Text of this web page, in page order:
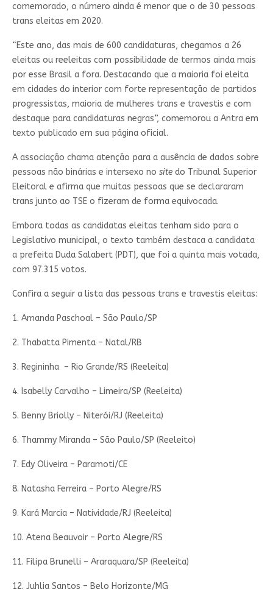
comemorado, o número ainda é menor que o de 30 pessoas
trans eleitas em 2020.
“Este ano, das mais de 600 candidaturas, chegamos a 26
eleitas ou reeleitas com possibilidade de termos ainda mais
por esse Brasil a fora. Destacando que a maioria foi eleita
em cidades do interior com forte representação de partidos
progressistas, maioria de mulheres trans e travestis e com
destaque para candidaturas negras”, comemorou a Antra em
texto publicado em sua página oficial.
A associação chama atenção para a ausência de dados sobre
pessoas não binárias e intersexo no sitedo Tribunal Superior
Eleitoral e afirma que muitas pessoas que se declararam
trans junto ao TSE o fizeram de forma equivocada.
Embora todas as candidatas eleitas tenham sido para o
Legislativo municipal, o texto também destaca a candidata
a prefeita Duda Salabert (PDT), que foi a quinta mais votada,
com 97.315 votos.
Confira a seguir a lista das pessoas trans e travestis eleitas:
1. Amanda Paschoal – São Paulo/SP
2. Thabatta Pimenta – Natal/RB
3. Regininha – Rio Grande/RS (Reeleita)
4. Isabelly Carvalho – Limeira/SP (Reeleita)
5. Benny Briolly – Niterói/RJ (Reeleita)
6. Thammy Miranda – São Paulo/SP (Reeleito)
7. Edy Oliveira – Paramoti/CE
8. Natasha Ferreira – Porto Alegre/RS
9. Kará Marcia – Natividade/RJ (Reeleita)
10. Atena Beauvoir – Porto Alegre/RS
11. Filipa Brunelli – Araraquara/SP (Reeleita)
12. Juhlia Santos – Belo Horizonte/MG